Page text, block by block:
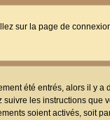
sur la page de
été entrés, alors il y a
les instructions que
soient activés, soit